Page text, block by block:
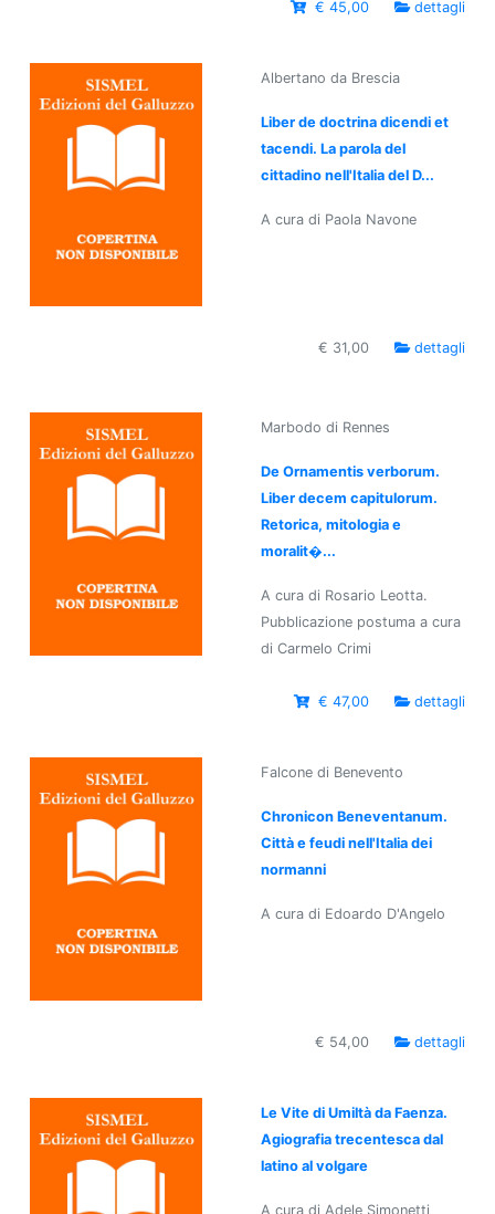
€ 45,00 dettagli
Albertano da Brescia
Liber de doctrina dicendi et
tacendi. La parola del
cittadino nell'Italia del D...
A cura di Paola Navone
€ 31,00 dettagli
Marbodo di Rennes
De Ornamentis verborum.
Liber decem capitulorum.
Retorica, mitologia e
moralit�...
A cura di Rosario Leotta.
Pubblicazione postuma a cura
di Carmelo Crimi
€ 47,00 dettagli
Falcone di Benevento
Chronicon Beneventanum.
Città e feudi nell'Italia dei
normanni
A cura di Edoardo D'Angelo
€ 54,00 dettagli
Le Vite di Umiltà da Faenza.
Agiografia trecentesca dal
latino al volgare
A cura di Adele Simonetti